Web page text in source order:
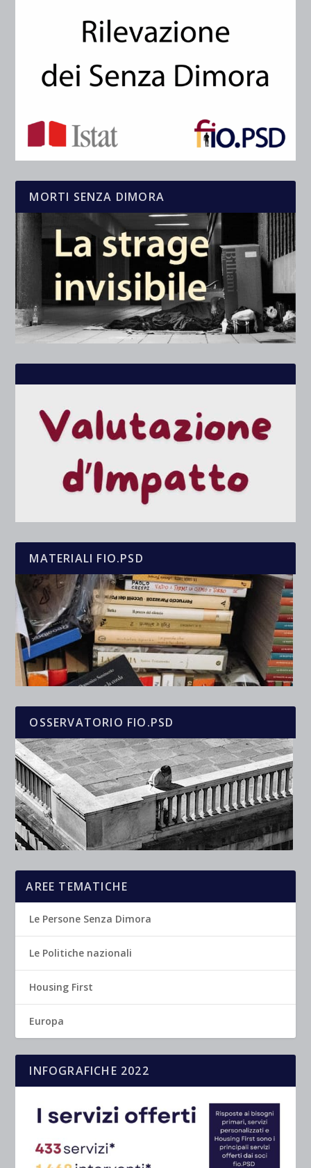
MORTI SENZA DIMORA
MATERIALI FIO.PSD
OSSERVATORIO FIO.PSD
AREE TEMATICHE
Le Persone Senza Dimora
Le Politiche nazionali
Housing First
Europa
INFOGRAFICHE 2022